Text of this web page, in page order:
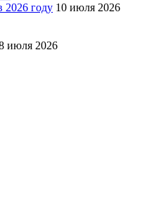
2026 году 10 июля 2026
июля 2026